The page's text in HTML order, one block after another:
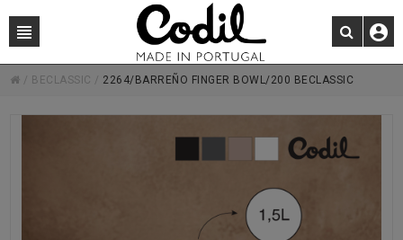
/ BECLASSIC / 2264/BARREÑO FINGER BOWL/200 BECLASSIC